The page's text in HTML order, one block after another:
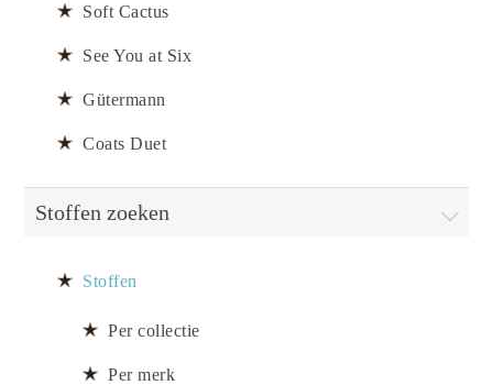
Soft Cactus
See You at Six
Gütermann
Coats Duet
Stoffen zoeken
Stoffen
Per collectie
Per merk